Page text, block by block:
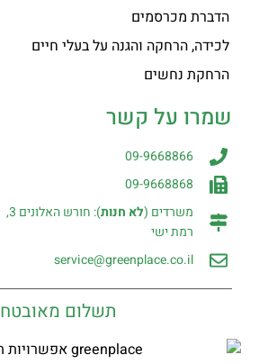
הדברת מכרסמים
לכידה, הרחקה והגנה על בעלי חיים
הרחקת נחשים
שמרו על קשר
09-9668866
09-9668868
משרדים (לא חנות): חורש האלונים 3,
רמת ישי
service@greenplace.co.il
תשלום מאובטח